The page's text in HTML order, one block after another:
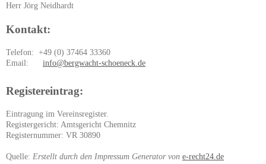
Herr Jörg Neidhardt
Kontakt:
Telefon: +49 (0) 37464 33360
Email: info@bergwacht-schoeneck.de
Registereintrag:
Eintragung im Vereinsregister.
Registergericht: Amtsgericht Chemnitz
Registernummer: VR 30890
Quelle: Erstellt durch den Impressum Generator von e-recht24.de